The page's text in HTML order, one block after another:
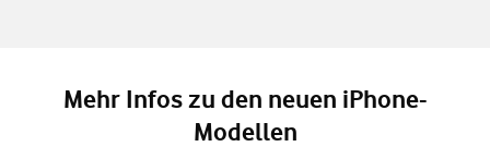
Mehr Infos zu den neuen iPhone-
Modellen